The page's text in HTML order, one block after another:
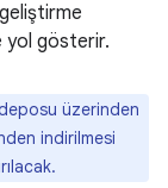
yol gösterir.
üzerinden
indirilmesi